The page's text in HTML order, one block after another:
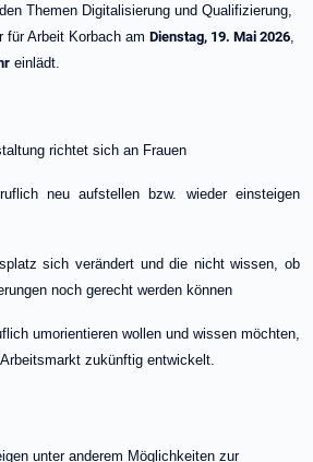
Themen Digitalisierung und Qualifizierung,
für Arbeit Korbach amDienstag, 19. Mai 2026,
einlädt.
richtet sich an Frauen
neu aufstellen bzw. wieder einsteigen
sich verändert und die nicht wissen, ob
noch gerecht werden können
umorientieren wollen und wissen möchten,
zukünftig entwickelt.
unter anderem Möglichkeiten zur